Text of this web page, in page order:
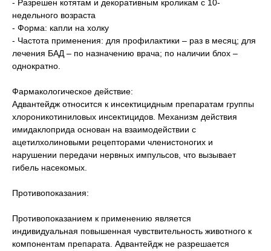
- Разрешен котятам и декоративным кроликам с 10-
недельного возраста
- Форма: капли на холку
- Частота применения: для профилактики – раз в месяц; для
лечения БАД – по назначению врача; по наличии блох –
однократно.
Фармакологическое действие:
Адвантейдж относится к инсектицидным препаратам группы
хлороникотиниловых инсектицидов. Механизм действия
имидаклоприда основан на взаимодействии с
ацетилхолиновыми рецепторами членистоногих и
нарушении передачи нервных импульсов, что вызывает
гибель насекомых.
Противопоказания:
Противопоказанием к применению является
индивидуальная повышенная чувствительность животного к
компонентам препарата. Адвантейдж не разрешается